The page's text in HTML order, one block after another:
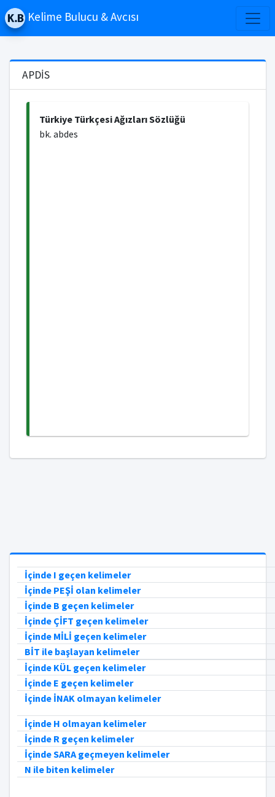
Kelime Bulucu & Avcısı
APDİS
Türkiye Türkçesi Ağızları Sözlüğü
bk. abdes
İçinde I geçen kelimeler
İçinde PEŞİ olan kelimeler
İçinde B geçen kelimeler
İçinde ÇİFT geçen kelimeler
İçinde MİLİ geçen kelimeler
BİT ile başlayan kelimeler
İçinde KÜL geçen kelimeler
İçinde E geçen kelimeler
İçinde İNAK olmayan kelimeler
İçinde H olmayan kelimeler
İçinde R geçen kelimeler
İçinde SARA geçmeyen kelimeler
N ile biten kelimeler